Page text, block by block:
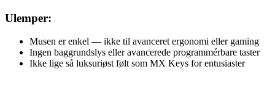
Ulemper:
Musen er enkel — ikke til avanceret ergonomi eller gaming
Ingen baggrundslys eller avancerede programmérbare taster
Ikke lige så luksuriøst følt som MX Keys for entusiaster